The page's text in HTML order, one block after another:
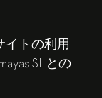
イトの利用
SLとの